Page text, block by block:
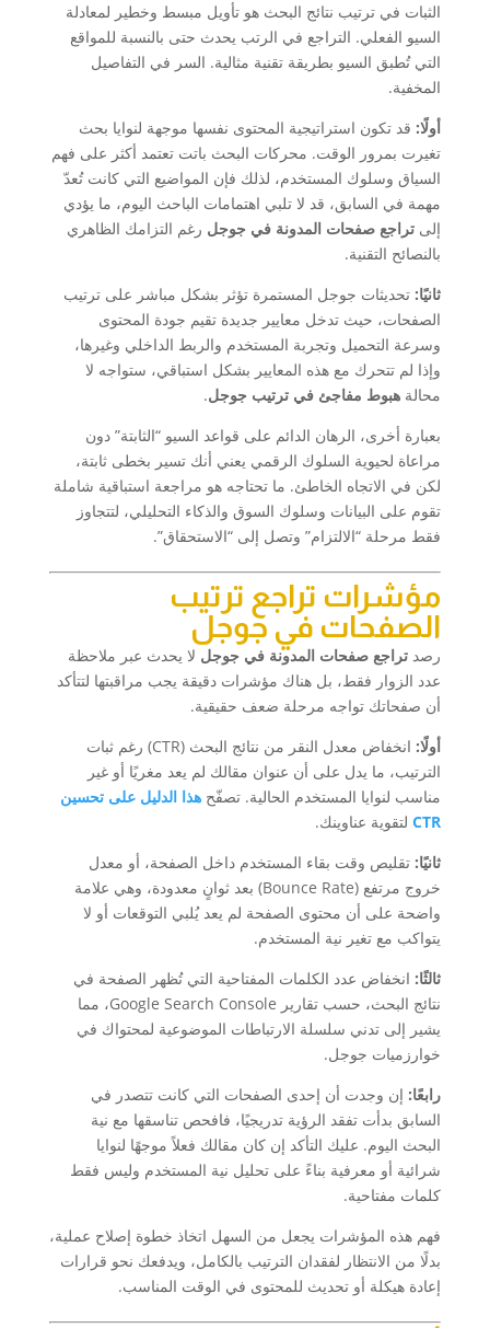
الثبات في ترتيب نتائج البحث هو تأويل مبسط وخطير لمعادلة
السيو الفعلي. التراجع في الرتب يحدث حتى بالنسبة للمواقع
التي تُطبق السيو بطريقة تقنية مثالية. السر في التفاصيل
المخفية.
أولًا: قد تكون استراتيجية المحتوى نفسها موجهة لنوايا بحث
تغيرت بمرور الوقت. محركات البحث باتت تعتمد أكثر على فهم
السياق وسلوك المستخدم، لذلك فإن المواضيع التي كانت تُعدّ
مهمة في السابق، قد لا تلبي اهتمامات الباحث اليوم، ما يؤدي
إلى تراجع صفحات المدونة في جوجل رغم التزامك الظاهري
بالنصائح التقنية.
ثانيًا: تحديثات جوجل المستمرة تؤثر بشكل مباشر على ترتيب
الصفحات، حيث تدخل معايير جديدة تقيم جودة المحتوى
وسرعة التحميل وتجربة المستخدم والربط الداخلي وغيرها،
وإذا لم تتحرك مع هذه المعايير بشكل استباقي، ستواجه لا
محالة هبوط مفاجئ في ترتيب جوجل.
بعبارة أخرى، الرهان الدائم على قواعد السيو “الثابتة” دون
مراعاة لحيوية السلوك الرقمي يعني أنك تسير بخطى ثابتة،
لكن في الاتجاه الخاطئ. ما تحتاجه هو مراجعة استباقية شاملة
تقوم على البيانات وسلوك السوق والذكاء التحليلي، لتتجاوز
فقط مرحلة “الالتزام” وتصل إلى “الاستحقاق”.
مؤشرات تراجع ترتيب
الصفحات في جوجل
رصد تراجع صفحات المدونة في جوجل لا يحدث عبر ملاحظة
عدد الزوار فقط، بل هناك مؤشرات دقيقة يجب مراقبتها لتتأكد
أن صفحاتك تواجه مرحلة ضعف حقيقية.
أولًا:
انخفاض معدل النقر من نتائج البحث (CTR) رغم ثبات
الترتيب، ما يدل على أن عنوان مقالك لم يعد مغريًا أو غير
مناسب لنوايا المستخدم الحالية. تصفّح هذا الدليل على تحسين
CTRلتقوية عناوينك.
ثانيًا: تقليص وقت بقاء المستخدم داخل الصفحة، أو معدل
خروج مرتفع (Bounce Rate) بعد ثوانٍ معدودة، وهي علامة
واضحة على أن محتوى الصفحة لم يعد يُلبي التوقعات أو لا
يتواكب مع تغير نية المستخدم.
ثالثًا: انخفاض عدد الكلمات المفتاحية التي تُظهر الصفحة في
نتائج البحث، حسب تقارير Google Search Console، مما
يشير إلى تدني سلسلة الارتباطات الموضوعية لمحتواك في
خوارزميات جوجل.
رابعًا: إن وجدت أن إحدى الصفحات التي كانت تتصدر في
السابق بدأت تفقد الرؤية تدريجيًا، فافحص تناسقها مع نية
البحث اليوم. عليك التأكد إن كان مقالك فعلاً موجهًا لنوايا
شرائية أو معرفية بناءً على تحليل نية المستخدم وليس فقط
كلمات مفتاحية.
فهم هذه المؤشرات يجعل من السهل اتخاذ خطوة إصلاح عملية،
بدلًا من الانتظار لفقدان الترتيب بالكامل، ويدفعك نحو قرارات
إعادة هيكلة أو تحديث للمحتوى في الوقت المناسب.